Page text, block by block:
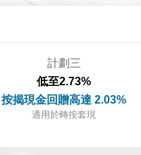
計劃三
低至2.73%
按揭現金回贈高達 2.03%
適用於轉按套現